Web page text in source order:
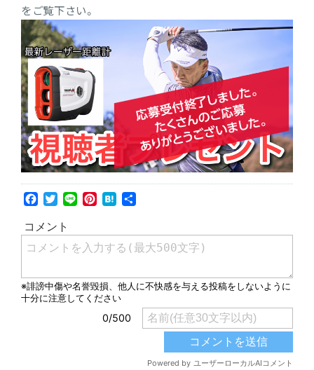
をご覧下さい。
Facebook
Twitter
LinePinterest
Hatena
共